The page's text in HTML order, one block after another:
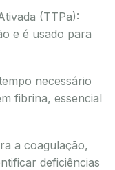
(TTPa):
e é usado para
necessário
fibrina, essencial
a coagulação,
deficiências